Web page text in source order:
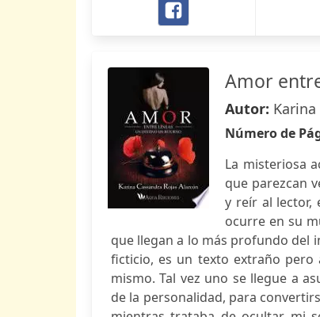
Amor
Autor:
Número de
La misteriosa
que parezcan
y reír al lector,
ocurre en su
que llegan a lo más profundo del
ficticio, es un texto extraño pero
mismo. Tal vez uno se llegue a
de la personalidad, para